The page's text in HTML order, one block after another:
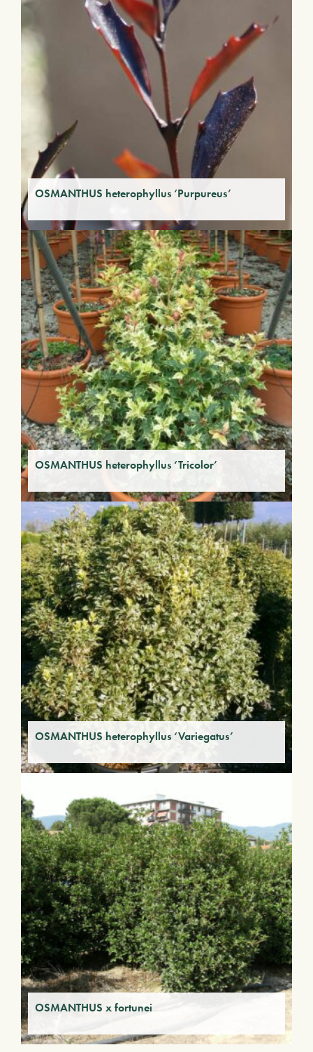
OSMANTHUS heterophyllus ‘Purpureus’
OSMANTHUS heterophyllus ‘Tricolor’
OSMANTHUS heterophyllus ‘Variegatus’
OSMANTHUS x fortunei